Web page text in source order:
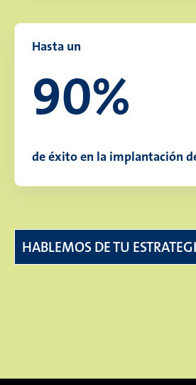
Hasta un
90%
de éxito en la implantación
HABLEMOS DE TU